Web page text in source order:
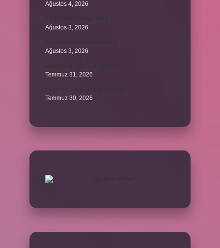
Ağustos 4, 2026
Ağustos 3, 2026
Ağustos 3, 2026
Temmuz 31, 2026
Temmuz 30, 2026